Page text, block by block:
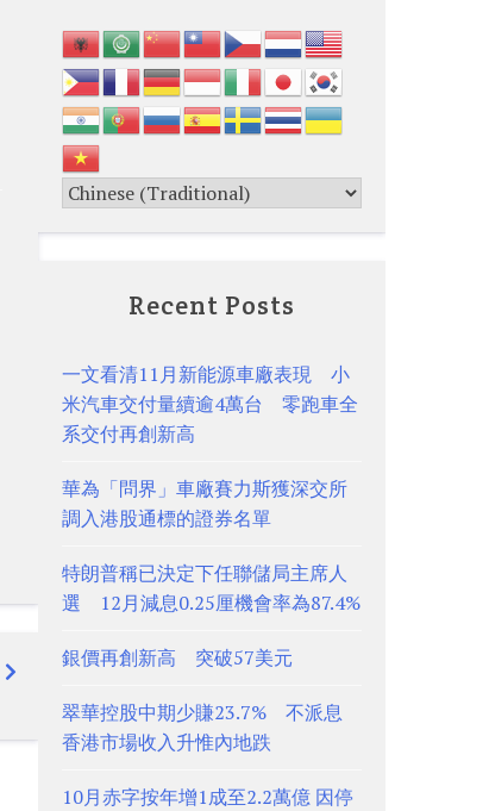
Recent Posts
一文看清11月新能源車廠表現 小
米汽車交付量續逾4萬台 零跑車全
系交付再創新高
華為「問界」車廠賽力斯獲深交所
調入港股通標的證券名單
特朗普稱已決定下任聯儲局主席人
選 12月減息0.25厘機會率為87.4%
銀價再創新高 突破57美元
翠華控股中期少賺23.7% 不派息
香港市場收入升惟內地跌
10月赤字按年增1成至2.2萬億 因停